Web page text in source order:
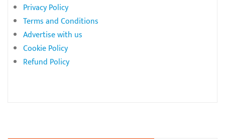
Privacy Policy
Terms and Conditions
Advertise with us
Cookie Policy
Refund Policy